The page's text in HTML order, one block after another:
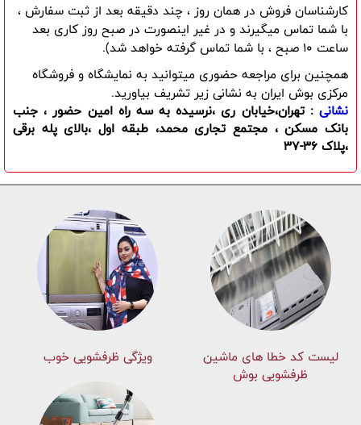
کارشناسان فروش در همان روز ، چند دقیقه بعد از ثبت سفارش ،
با شما تماس میگیرند و در غیر اینصورت در صبح روز کاری بعد
ساعت 10 صبح ، با شما تماس گرفته خواهد شد).
همچنین برای مراجعه حضوری میتوانید به نمایشگاه و فروشگاه
مرکزی بوش ایران به نشانی زیر تشریف بیاورید.
نشانی: تهران،خیابان ری ،نرسیده به سه راه امین حضور ، جنب
بانک مسکن ، مجتمع تجاری محمد، طبقه اول ،بالای پله برقی
،پلاک 36-37
لیست کد خطا های ماشين
ظرفشویی بوش
ویژگی ظرفشویی خوب